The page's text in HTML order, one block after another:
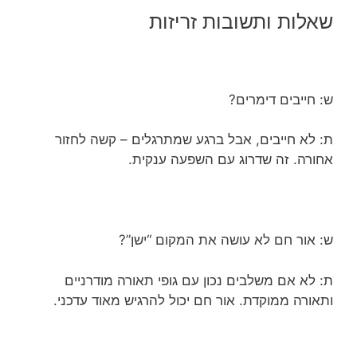
שאלות ותשובות זריזות
ש: חייבים דימרים?
ת: לא חייבים, אבל ברגע שמתרגלים – קשה לחזור
אחורה. זה שדרוג עם השפעה ענקית.
ש: אור חם לא עושה את המקום “ישן”?
ת: לא אם משלבים נכון עם גופי תאורה מודרניים
ותאורה ממוקדת. אור חם יכול להרגיש מאוד עדכני.